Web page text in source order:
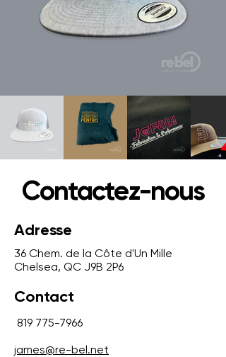
Contactez-nous
Adresse
36 Chem. de la Côte d'Un Mille
Chelsea, QC J9B 2P6
Contact
819 775-7966
james@re-bel.net